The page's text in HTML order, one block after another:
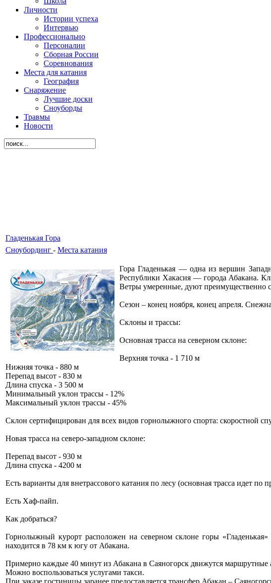
Личности
Истории успеха
Интервью
Профессионально
Персоналии
Сборная России
Соревнования
Места для катания
География
Снаряжение
Лучшие доски
Сноуборды
Травмы
Новости
Гладенькая Гора
Сноубординг - Места катания
Гора Гладенькая — одна из вершин
Республики Хакасия — города Абакана.
Ветры умеренные, дуют преимущественно
Сезон – конец ноября, конец апреля.
Склоны и трассы:
Основная трасса на северном склоне:
Верхняя точка - 1 710 м
Нижняя точка - 880 м
Перепад высот - 830 м
Длина спуска - 3 500 м
Минимальный уклон трассы - 12%
Максимальный уклон трассы - 45%
Склон сертифицирован для всех видов горнолыжного спорта: скоростной
Новая трасса на северо-западном склоне:
Перепад высот - 930 м
Длина спуска - 4200 м
Есть варианты для внетрассового катания по лесу (основная трасса идет по
Есть Хаф-пайп.
Как добраться?
Горнолыжный курорт расположен на северном склоне горы
находится в 78 км к югу от Абакана.
Примерно каждые 40 минут из Абакана в Саяногорск движутся
Можно воспользоваться услугами такси.
При заказе гостиницы заранее предоставляется трансфер Абакан –